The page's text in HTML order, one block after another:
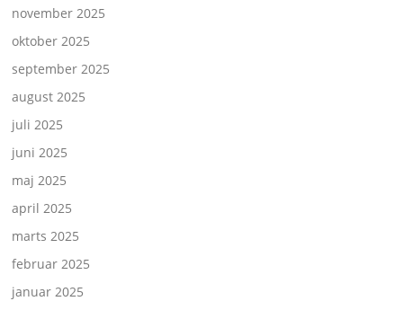
november 2025
oktober 2025
september 2025
august 2025
juli 2025
juni 2025
maj 2025
april 2025
marts 2025
februar 2025
januar 2025